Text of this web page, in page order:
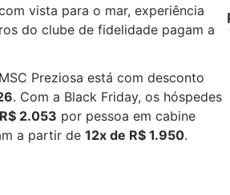
vista para o mar, experiência
do clube de fidelidade pagam a
Preziosa está com desconto
. Com a Black Friday, os hóspedes
2.053 por pessoa em cabine
a partir de 12x de R$ 1.950.